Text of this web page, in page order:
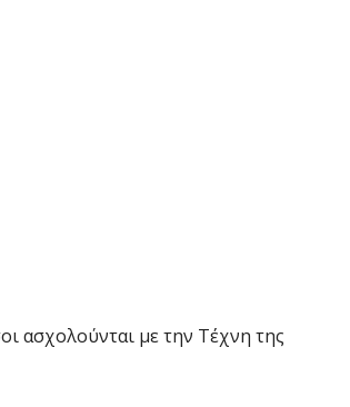
ασχολούνται με την Τέχνη της